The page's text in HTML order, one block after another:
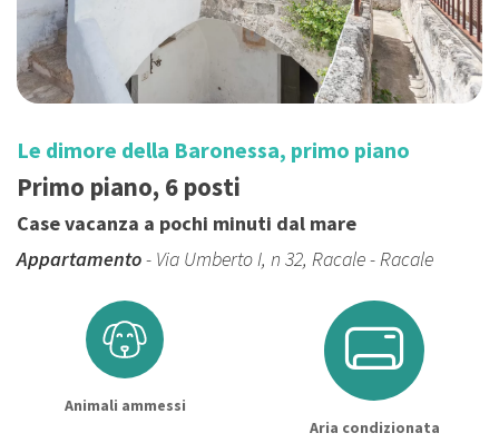
Le dimore della Baronessa, primo piano
Primo piano, 6 posti
Case vacanza a pochi minuti dal mare
Appartamento- Via Umberto I, n 32, Racale - Racale
Animali ammessi
Aria condizionata